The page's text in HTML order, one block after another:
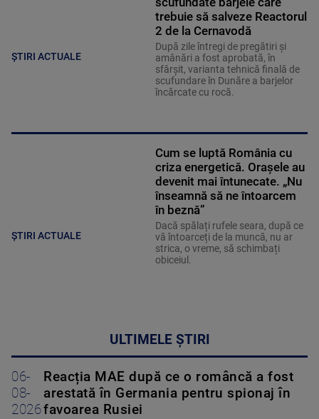
ȘTIRI ACTUALE
trebuie să salveze Reactorul
2 de la Cernavodă
După zile întregi de pregătiri și
amânări a fost aprobată, în
sfârșit, varianta tehnică finală de
scufundare în Dunăre a barjelor
încărcate cu rocă.
ȘTIRI ACTUALE
Cum se luptă România cu
criza energetică. Orașele au
devenit mai întunecate. „Nu
înseamnă să ne întoarcem
în beznă”
Dacă spălați rufele seara, după ce
vă întoarceți de la muncă, nu ar
strica, o vreme, să schimbați
obiceiul.
ULTIMELE ȘTIRI
06-
08-
2026
Reacția MAE după ce o româncă a fost
arestată în Germania pentru spionaj în
favoarea Rusiei